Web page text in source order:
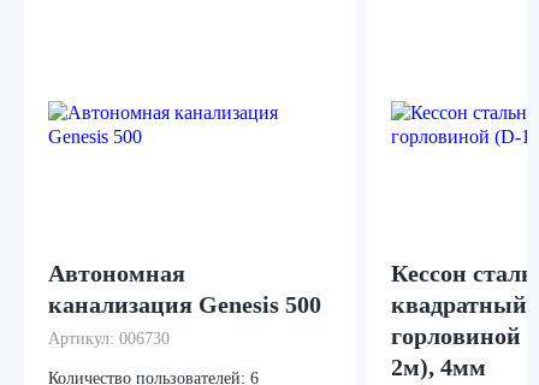
Автономная
канализация Genesis 500
Артикул: 006730
Количество пользователей: 6
Кессон
квадратный
горловиной
2м), 4мм